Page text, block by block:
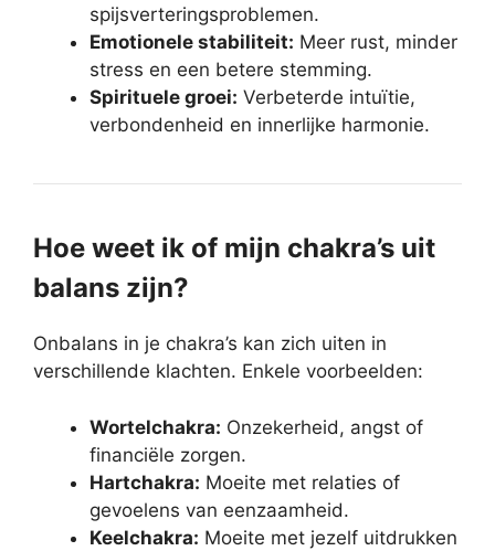
spijsverteringsproblemen.
Emotionele stabiliteit: Meer rust, minder
stress en een betere stemming.
Spirituele groei: Verbeterde intuïtie,
verbondenheid en innerlijke harmonie.
Hoe weet ik of mijn chakra’s uit
balans zijn?
Onbalans in je chakra’s kan zich uiten in
verschillende klachten. Enkele voorbeelden:
Wortelchakra: Onzekerheid, angst of
financiële zorgen.
Hartchakra: Moeite met relaties of
gevoelens van eenzaamheid.
Keelchakra: Moeite met jezelf uitdrukken